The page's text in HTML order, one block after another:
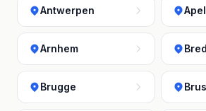
Antwerpen
Arnhem
Brugge